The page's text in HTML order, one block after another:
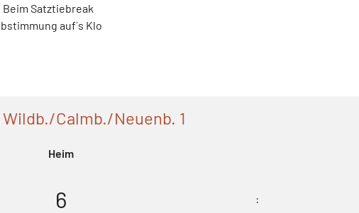
Satztiebreak
auf´s Klo
Wildb./Calmb./Neuenb. 1
Heim
6 :